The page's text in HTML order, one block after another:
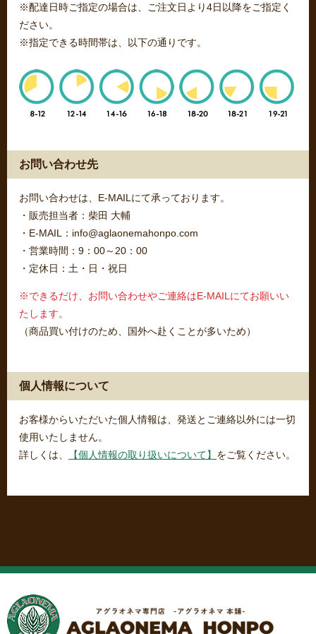
※配達日時ご指定の場合は、ご注文日より4日以降をご指定く
ださい。
※指定できる時間帯は、以下の通りです。
お問い合わせ先
お問い合わせは、E-MAILにて承っております。
・販売担当者：柴田 大輔
・E-MAIL：info@aglaonemahonpo.com
・営業時間：9：00～20：00
・定休日：土・日・祝日
※できるだけ、お問い合わせやご連絡はE-MAILにてお願いい
たします。
（商品買い付けのため、国外へ赴くことが多いため）
個人情報について
お客様からいただいた個人情報は、発送とご連絡以外には一切
使用いたしません。
詳しくは、
【個人情報の取り扱いについて】 をご覧ください。